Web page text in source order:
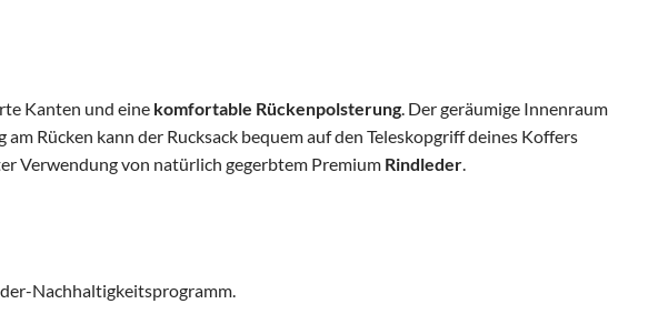
Kanten und eine komfortable Rückenpolsterung. Der geräumige Innenraum
Rücken kann der Rucksack bequem auf den Teleskopgriff deines Koffers
Verwendung von natürlich gegerbtem Premium Rindleder.
Nachhaltigkeitsprogramm.